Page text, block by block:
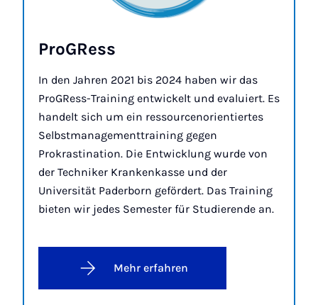
Pro­GRess
In den Jahren 2021 bis 2024 haben wir das
ProGRess-Training entwickelt und evaluiert. Es
handelt sich um ein ressourcenorientiertes
Selbstmanagementtraining gegen
Prokrastination. Die Entwicklung wurde von
der Techniker Krankenkasse und der
Universität Paderborn gefördert. Das Training
bieten wir jedes Semester für Studierende an.
Mehr erfahren